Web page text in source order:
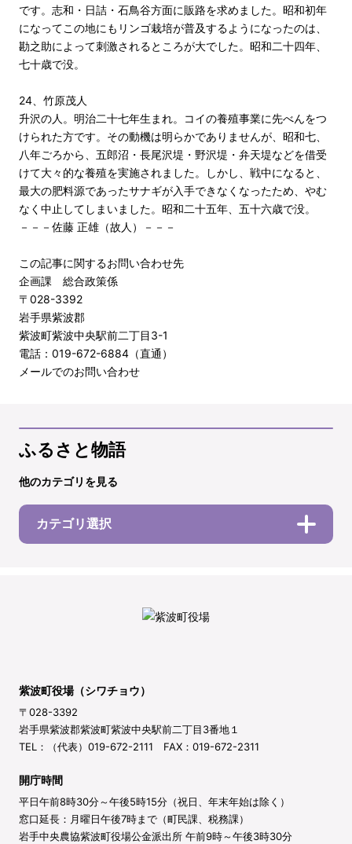
です。志和・日詰・石鳥谷方面に販路を求めました。昭和初年
になってこの地にもリンゴ栽培が普及するようになったのは、
勘之助によって刺激されるところが大でした。昭和二十四年、
七十歳で没。
24、竹原茂人
升沢の人。明治二十七年生まれ。コイの養殖事業に先べんをつ
けられた方です。その動機は明らかでありませんが、昭和七、
八年ごろから、五郎沼・長尾沢堤・野沢堤・弁天堤などを借受
けて大々的な養殖を実施されました。しかし、戦中になると、
最大の肥料源であったサナギが入手できなくなったため、やむ
なく中止してしまいました。昭和二十五年、五十六歳で没。
－－－佐藤 正雄（故人）－－－
この記事に関するお問い合わせ先
企画課 総合政策係
〒028-3392
岩手県紫波郡
紫波町紫波中央駅前二丁目3-1
電話：019-672-6884（直通）
メールでのお問い合わせ
ふるさと物語
他のカテゴリを見る
カテゴリ選択
紫波町役場（シワチョウ）
〒028-3392
岩手県紫波郡紫波町紫波中央駅前二丁目3番地１
TEL：（代表）019-672-2111 FAX：019-672-2311
開庁時間
平日午前8時30分～午後5時15分（祝日、年末年始は除く）
窓口延長：月曜日午後7時まで（町民課、税務課）
岩手中央農協紫波町役場公金派出所 午前9時～午後3時30分